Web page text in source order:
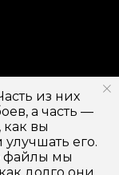
из них
а часть —
как вы
его.
файлы мы